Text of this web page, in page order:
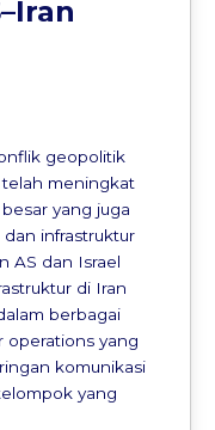
geopolitik
telah meningkat
yang juga
infrastruktur
AS dan Israel
di Iran
berbagai
operations yang
komunikasi
yang